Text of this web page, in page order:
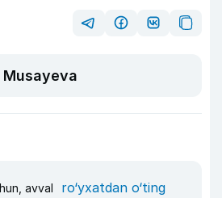
Musayeva
avval ro‘yxatdan o‘ting